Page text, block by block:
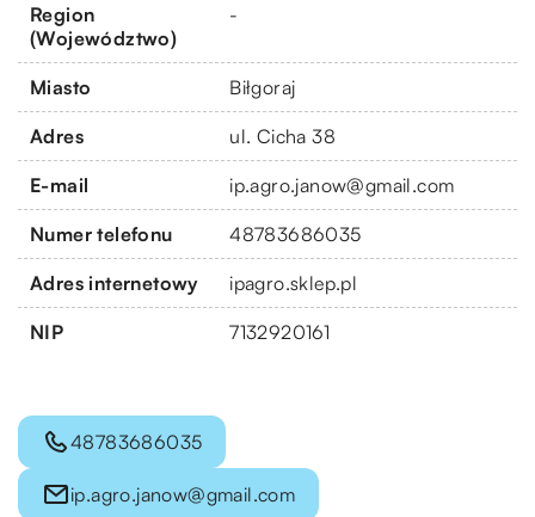
Region
(Województwo)
-
Miasto Biłgoraj
Adres ul. Cicha 38
E-mail ip.agro.janow@gmail.com
Numer telefonu 48783686035
Adres internetowy ipagro.sklep.pl
NIP 7132920161
48783686035
ip.agro.janow@gmail.com